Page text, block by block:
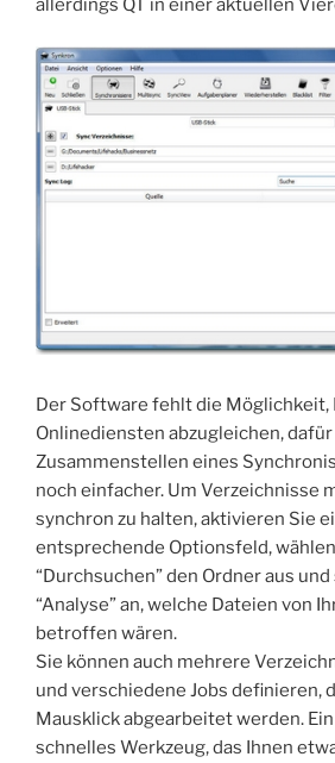
allerdings QT in einer aktuellen
Der Software fehlt die Möglichkeit,
Onlinediensten abzugleichen, dafür
Zusammenstellen eines
noch einfacher. Um Verzeichnisse
synchron zu halten, aktivieren Sie
entsprechende Optionsfeld,
“Durchsuchen” den Ordner aus
“Analyse” an, welche Dateien von
betroffen wären.
Sie können auch mehrere
und verschiedene Jobs definieren,
Mausklick abgearbeitet werden.
schnelles Werkzeug, das Ihnen